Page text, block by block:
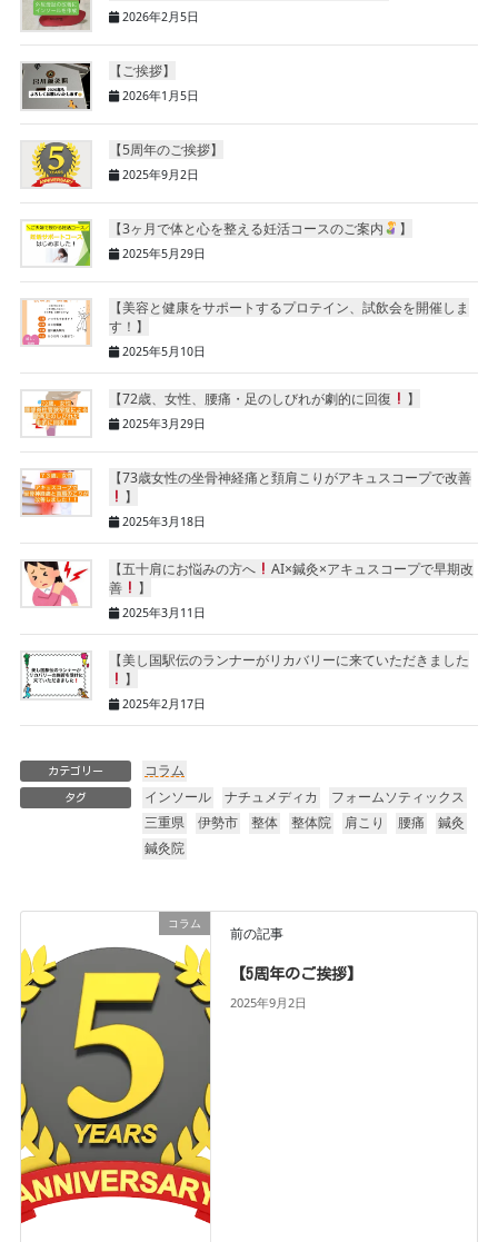
2026年2月5日
【ご挨拶】
2026年1月5日
【5周年のご挨拶】
2025年9月2日
【3ヶ月で体と心を整える妊活コースのご案内 】
2025年5月29日
【美容と健康をサポートするプロテイン、試飲会を開催しま
す！】
2025年5月10日
【72歳、女性、腰痛・足のしびれが劇的に回復 】
2025年3月29日
【73歳女性の坐骨神経痛と頚肩こりがアキュスコープで改善
】
2025年3月18日
【五十肩にお悩みの方へ
AI×鍼灸×アキュスコープで早期改
善
】
2025年3月11日
【美し国駅伝のランナーがリカバリーに来ていただきました
】
2025年2月17日
カテゴリー コラム
タグ インソール ナチュメディカ
フォームソティックス
三重県
伊勢市 整体 整体院 肩こり 腰痛
鍼灸
鍼灸院
コラム
前の記事
【5周年のご挨拶】
2025年9月2日